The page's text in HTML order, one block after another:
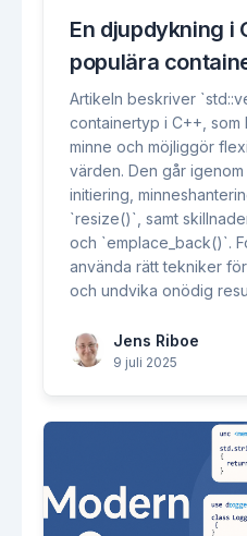
En djupdykning i
populära
Artikeln beskriver
containertyp i C++, som
minne och möjliggör
värden. Den går
initiering,
`resize()`, samt
och `emplace_back()`.
använda rätt tekniker
och undvika onödig
Jens Riboe
9 juli 2025